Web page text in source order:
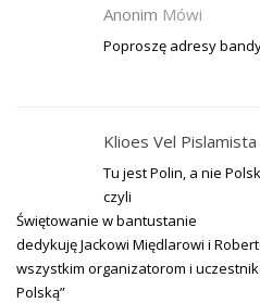
Anonim Mówi
Poproszę adresy
Klioes Vel Pislamista
Tu jest Polin, a nie
czyli
Świętowanie w bantustanie
dedykuję Jackowi Międlarowi i
wszystkim organizatorom i
Polską”